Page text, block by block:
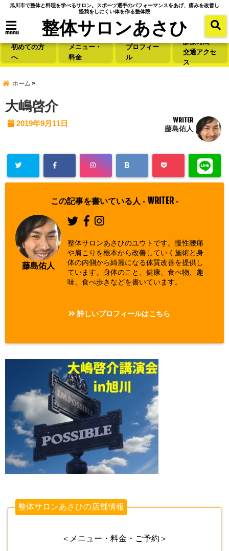
旭川市で整体と料理を学べるサロン。スポーツ選手のパフォーマンスをあげ、痛みを改善し
怪我をしにくい体を作る整体院
menu 整体サロンあさひ
初めての方
へ
メニュー・
料金
プロフィー
ル
診療時間・
交通アクセ
ス
ホーム
大嶋啓介
2019年9月11日 WRITER
藤島佑人
この記事を書いている人 - WRITER -
藤島佑人
整体サロンあさひのユウトです。慢性腰痛
や肩こりを根本から改善していく施術と身
体の内側から綺麗になる体質改善を提供し
ています。身体のこと、健康、食べ物、趣
味、食べ歩きなどを書いています。
詳しいプロフィールはこちら
整体サロンあさひの店舗情報
＜メニュー・料金・ご予約＞